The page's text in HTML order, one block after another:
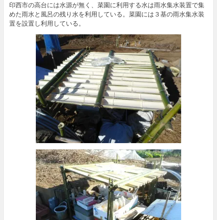
印西市の高台には水源が無く、菜園に利用する水は雨水集水装置で集
めた雨水と風呂の残り水を利用している。菜園には３基の雨水集水装
置を設置し利用している。